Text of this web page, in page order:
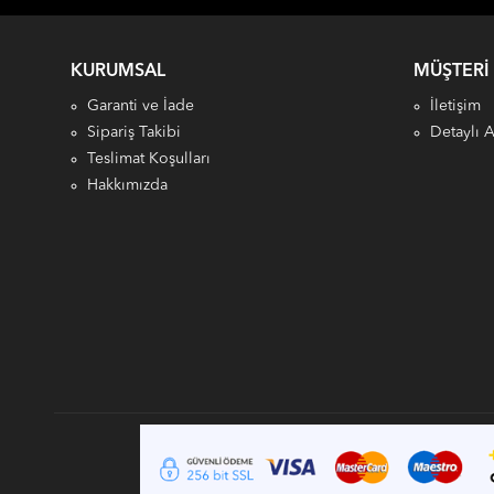
KURUMSAL
Garanti ve İade
Sipariş Takibi
Teslimat Koşulları
Hakkımızda
İletişim
Detaylı